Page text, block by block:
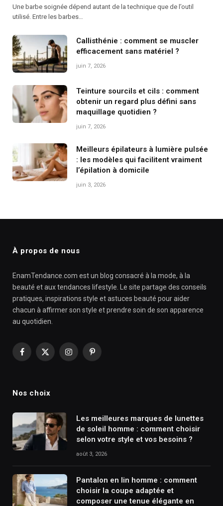
Une barbe soignée dépend autant de la technique que de l’outil
utilisé. Entre les barbes…
Callisthénie : comment se muscler
efficacement sans matériel ?
juin 7, 2026
Teinture sourcils et cils : comment
obtenir un regard plus défini sans
maquillage quotidien ?
juin 7, 2026
Meilleurs épilateurs à lumière pulsée
: les modèles qui facilitent vraiment
l’épilation à domicile
juin 3, 2026
À propos de nous
EnamTendance.com est un blog consacré à la mode, à la
beauté et aux tendances lifestyle. Le site partage des conseils
pratiques, inspirations style et astuces beauté pour aider
chacun à affirmer son style et prendre soin de son apparence
au quotidien.
Facebook
X
InstagramPinterest
Nos choix
Les meilleures marques de lunettes
de soleil homme : comment choisir
selon votre style et vos besoins ?
août 3, 2026
Pantalon en lin homme : comment
choisir la coupe adaptée et
composer une tenue élégante en